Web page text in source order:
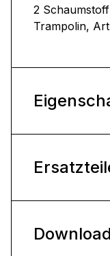
2
Trampolin,